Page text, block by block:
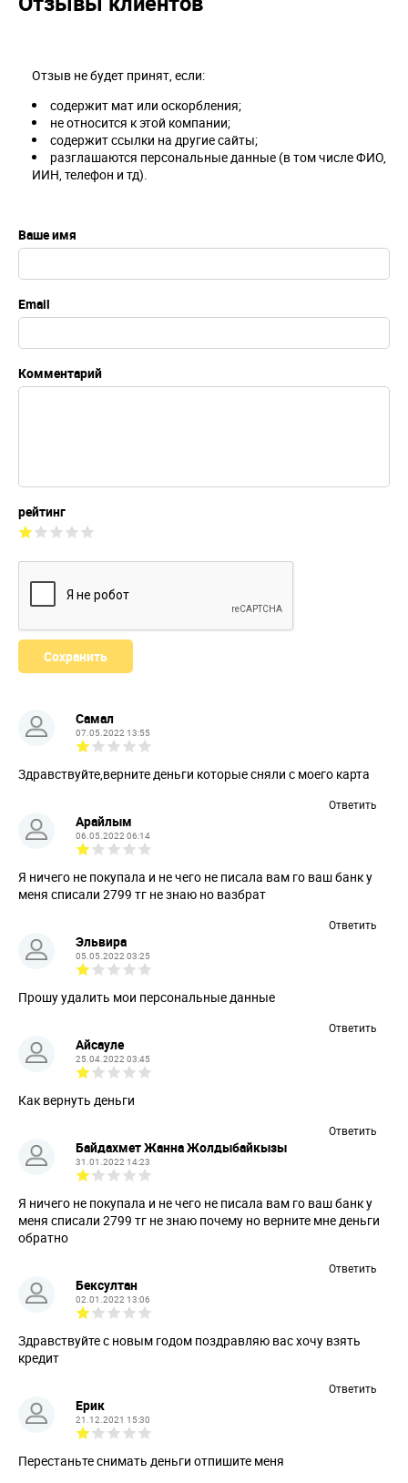
Ваше имя
Email
Комментарий
рейтинг
Отзыв не будет принят, если:
содержит мат или оскорбления;
не относится к этой компании;
содержит ссылки на другие сайты;
разглашаются персональные данные (в том числе ФИО,
ИИН, телефон и тд).
Самал
07.05.2022 13:55
Здравствуйте,верните деньги которые сняли с моего карта
Ответить
Арайлым
06.05.2022 06:14
Я ничего не покупала и не чего не писала вам го ваш банк у
меня списали 2799 тг не знаю но вазбрат
Ответить
Эльвира
05.05.2022 03:25
Прошу удалить мои персональные данные
Ответить
Айсауле
25.04.2022 03:45
Как вернуть деньги
Ответить
Байдахмет Жанна Жолдыбайкызы
31.01.2022 14:23
Я ничего не покупала и не чего не писала вам го ваш банк у
меня списали 2799 тг не знаю почему но верните мне деньги
обратно
Ответить
Бексултан
02.01.2022 13:06
Здравствуйте с новым годом поздравляю вас хочу взять
кредит
Ответить
Ерик
21.12.2021 15:30
Перестаньте снимать деньги отпишите меня